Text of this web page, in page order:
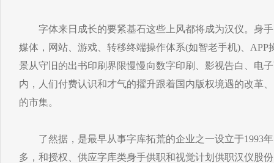
字体来日成长的要紧基石这些上风都将成为汉仪。身手
媒体，网站、游戏、转移终端操作体系(如智老手机)、APP
景从守旧的出书印刷界限慢慢向数字印刷、影视告白、电
内，人们付费认识和才气的擢升跟着国内版权境遇的改革
的市集。
了然据，是最早从事字库拓荒的企业之一设立于1993年
多，和授权、供应字库类身手供职和视觉计划供职汉仪股